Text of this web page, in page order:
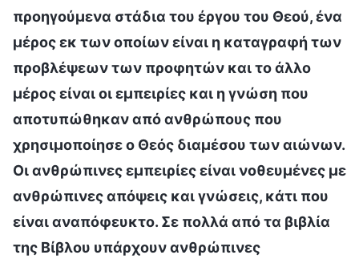
προηγούμενα στάδια του έργου του Θεού, ένα
μέρος εκ των οποίων είναι η καταγραφή των
προβλέψεων των προφητών και το άλλο
μέρος είναι οι εμπειρίες και η γνώση που
αποτυπώθηκαν από ανθρώπους που
χρησιμοποίησε ο Θεός διαμέσου των αιώνων.
Οι ανθρώπινες εμπειρίες είναι νοθευμένες με
ανθρώπινες απόψεις και γνώσεις, κάτι που
είναι αναπόφευκτο. Σε πολλά από τα βιβλία
της Βίβλου υπάρχουν ανθρώπινες